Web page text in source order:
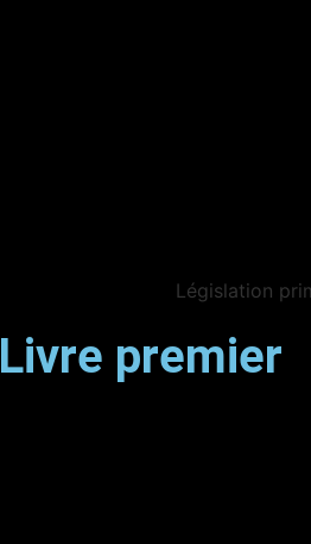
premier